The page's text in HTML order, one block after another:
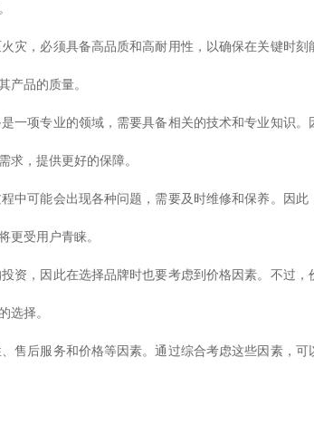
灾，必须具备高品质和高耐用性，以确保在关键时
产品的质量。
一项专业的领域，需要具备相关的技术和专业知识
求，提供更好的保障。
可能会出现各种问题，需要及时维修和保养。因
更受用户青睐。
资，因此在选择品牌时也要考虑到价格因素。不过
选择。
售后服务和价格等因素。通过综合考虑这些因素，